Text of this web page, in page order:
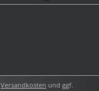
Versandkosten und ggf.